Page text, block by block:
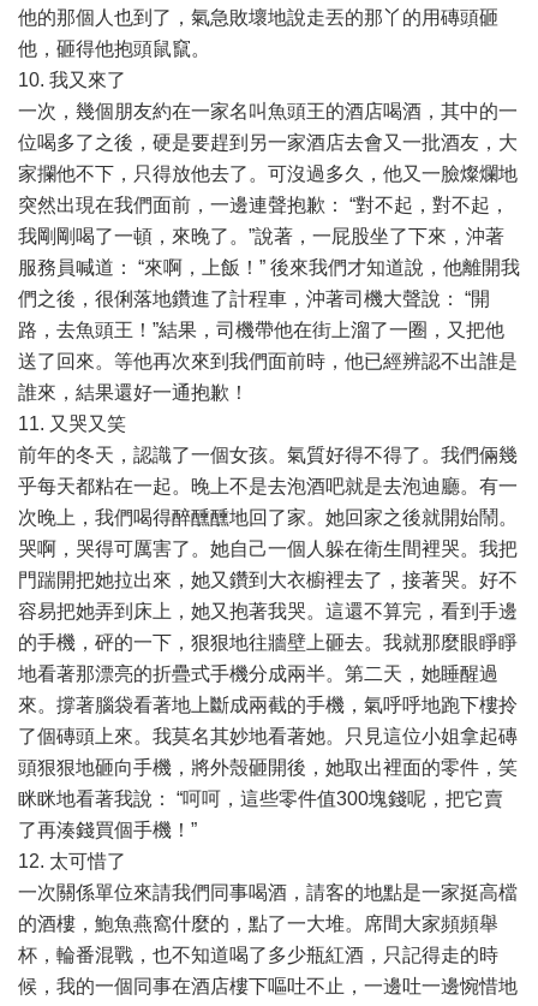
他的那個人也到了，氣急敗壞地說走丟的那丫的用磚頭砸
他，砸得他抱頭鼠竄。
10. 我又來了
一次，幾個朋友約在一家名叫魚頭王的酒店喝酒，其中的一
位喝多了之後，硬是要趕到另一家酒店去會又一批酒友，大
家攔他不下，只得放他去了。可沒過多久，他又一臉燦爛地
突然出現在我們面前，一邊連聲抱歉： “對不起，對不起，
我剛剛喝了一頓，來晚了。”說著，一屁股坐了下來，沖著
服務員喊道： “來啊，上飯！” 後來我們才知道說，他離開我
們之後，很俐落地鑽進了計程車，沖著司機大聲說： “開
路，去魚頭王！”結果，司機帶他在街上溜了一圈，又把他
送了回來。等他再次來到我們面前時，他已經辨認不出誰是
誰來，結果還好一通抱歉！
11. 又哭又笑
前年的冬天，認識了一個女孩。氣質好得不得了。我們倆幾
乎每天都粘在一起。晚上不是去泡酒吧就是去泡迪廳。有一
次晚上，我們喝得醉醺醺地回了家。她回家之後就開始鬧。
哭啊，哭得可厲害了。她自己一個人躲在衛生間裡哭。我把
門踹開把她拉出來，她又鑽到大衣櫥裡去了，接著哭。好不
容易把她弄到床上，她又抱著我哭。這還不算完，看到手邊
的手機，砰的一下，狠狠地往牆壁上砸去。我就那麼眼睜睜
地看著那漂亮的折疊式手機分成兩半。第二天，她睡醒過
來。撐著腦袋看著地上斷成兩截的手機，氣呼呼地跑下樓拎
了個磚頭上來。我莫名其妙地看著她。只見這位小姐拿起磚
頭狠狠地砸向手機，將外殼砸開後，她取出裡面的零件，笑
眯眯地看著我說： “呵呵，這些零件值300塊錢呢，把它賣
了再湊錢買個手機！”
12. 太可惜了
一次關係單位來請我們同事喝酒，請客的地點是一家挺高檔
的酒樓，鮑魚燕窩什麼的，點了一大堆。席間大家頻頻舉
杯，輪番混戰，也不知道喝了多少瓶紅酒，只記得走的時
候，我的一個同事在酒店樓下嘔吐不止，一邊吐一邊惋惜地